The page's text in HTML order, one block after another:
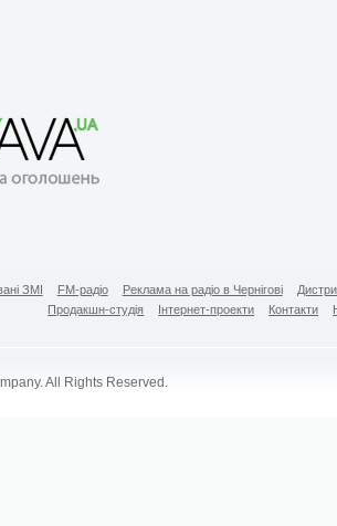
ЗМІ FM-радіо Реклама на радіо в Чернігові
Продакшн-студія
Інтернет-проекти Контакти
All Rights Reserved.